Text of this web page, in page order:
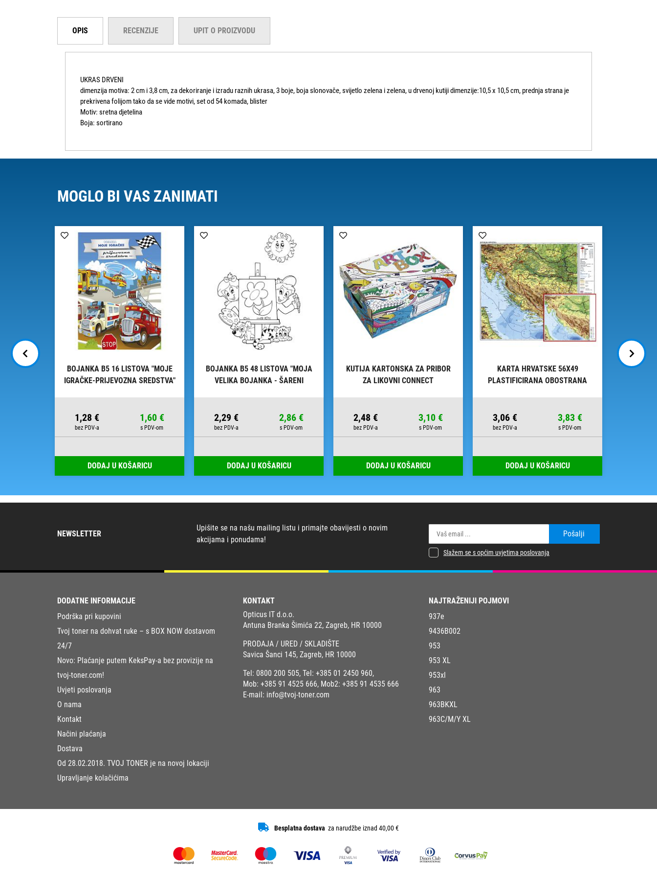
OPIS RECENZIJE UPIT O PROIZVODU
UKRAS DRVENI
dimenzija motiva: 2 cm i 3,8 cm, za dekoriranje i izradu raznih ukrasa, 3 boje, boja slonovače, svijetlo zelena i zelena, u drvenoj kutiji dimenzije:10,5 x 10,5 cm, prednja strana je
prekrivena folijom tako da se vide motivi, set od 54 komada, blister
Motiv: sretna djetelina
Boja: sortirano
MOGLO BI VAS ZANIMATI
PAPIR
BOJANKA B5 16 LISTOVA "MOJE
IGRAČKE-PRIJEVOZNA SREDSTVA"
1,28 € 1,60 €
DODAJ U KOŠARICU
BOJANKA B5 48 LISTOVA "MOJA
VELIKA BOJANKA - ŠARENI
2,29 € 2,86 €
DODAJ U KOŠARICU
KUTIJA KARTONSKA ZA PRIBOR
ZA LIKOVNI CONNECT
2,48 € 3,10 €
DODAJ U KOŠARICU
KARTA HRVATSKE 56X49
PLASTIFICIRANA OBOSTRANA
3,06 € 3,83 €
DODAJ U KOŠARICU
KOLAŽ -
NEWSLETTER
Upišite se na našu mailing listu i primajte obavijesti o novim
akcijama i ponudama!
Pošalji
Slažem se s općim uvjetima poslovanja
DODATNE INFORMACIJE
Podrška pri kupovini
Tvoj toner na dohvat ruke – s BOX NOW dostavom
24/7
Novo: Plaćanje putem KeksPay-a bez provizije na
tvoj-toner.com!
Uvjeti poslovanja
O nama
Kontakt
Načini plaćanja
Dostava
Od 28.02.2018. TVOJ TONER je na novoj lokaciji
Upravljanje kolačićima
KONTAKT
Opticus IT d.o.o.
Antuna Branka Šimića 22, Zagreb, HR 10000
PRODAJA / URED / SKLADIŠTE
Savica Šanci 145, Zagreb, HR 10000
Tel: 0800 200 505, Tel: +385 01 2450 960,
Mob: +385 91 4525 666, Mob2: +385 91 4535 666
E-mail: info@tvoj-toner.com
NAJTRAŽENIJI POJMOVI
937e
9436B002
953
953 XL
953xl
963
963BKXL
963C/M/Y XL
Besplatna dostava za narudžbe iznad 40,00 €